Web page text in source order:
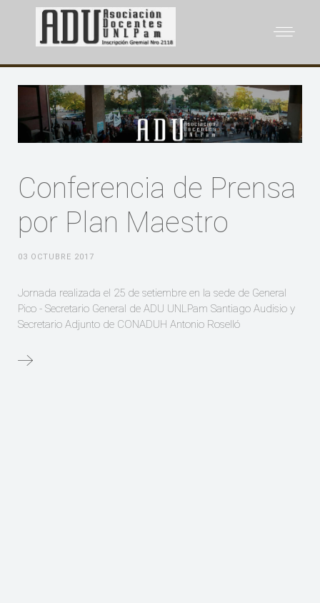
Conferencia de Prensa
por Plan Maestro
03 OCTUBRE 2017
Jornada realizada el 25 de setiembre en la sede de General
Pico - Secretario General de ADU UNLPam Santiago Audisio y
Secretario Adjunto de CONADUH Antonio Roselló